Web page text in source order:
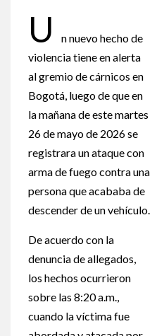
U
n nuevo hecho de
violencia tiene en alerta
al gremio de cárnicos en
Bogotá, luego de que en
la mañana de este martes
26 de mayo de 2026 se
registrara un ataque con
arma de fuego contra una
persona que acababa de
descender de un vehículo.
De acuerdo con la
denuncia de allegados,
los hechos ocurrieron
sobre las 8:20 a.m.,
cuando la víctima fue